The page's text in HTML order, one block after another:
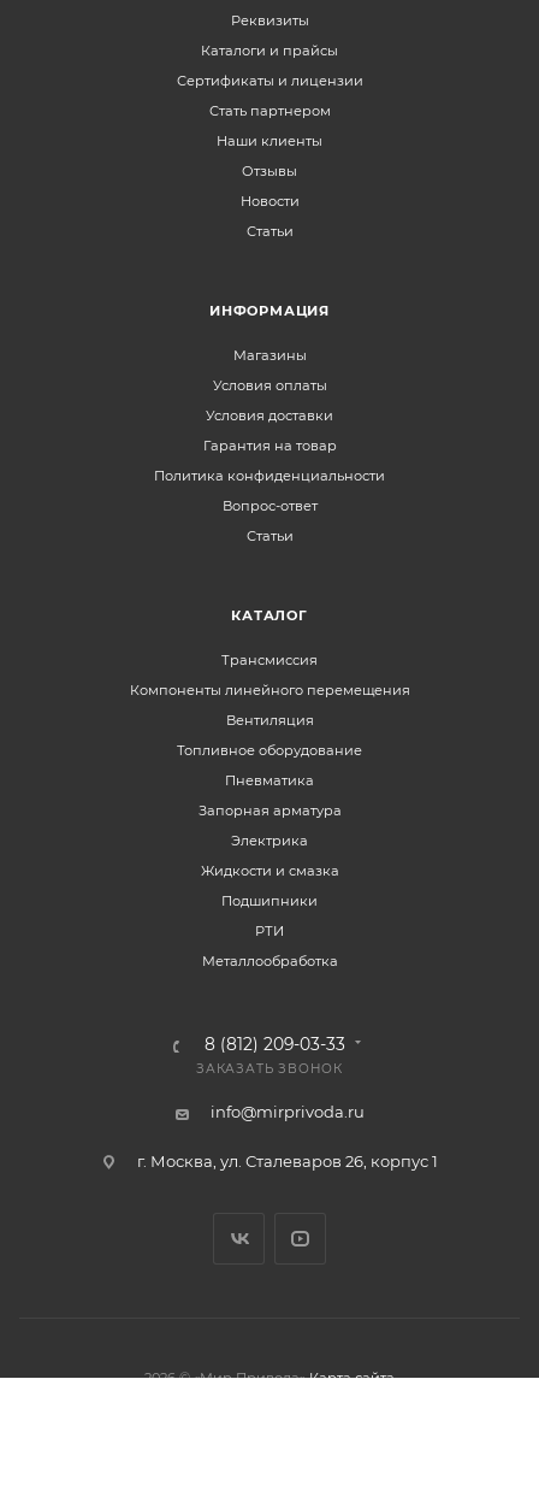
Реквизиты
Каталоги и прайсы
Сертификаты и лицензии
Стать партнером
Наши клиенты
Отзывы
Новости
Статьи
ИНФОРМАЦИЯ
Магазины
Условия оплаты
Условия доставки
Гарантия на товар
Политика конфиденциальности
Вопрос-ответ
Статьи
КАТАЛОГ
Трансмиссия
Компоненты линейного перемещения
Вентиляция
Топливное оборудование
Пневматика
Запорная арматура
Электрика
Жидкости и смазка
Подшипники
РТИ
Металлообработка
8 (812) 209-03-33
ЗАКАЗАТЬ ЗВОНОК
info@mirprivoda.ru
г. Москва, ул. Сталеваров 26, корпус 1
2026 © «Мир Привода» Карта сайта